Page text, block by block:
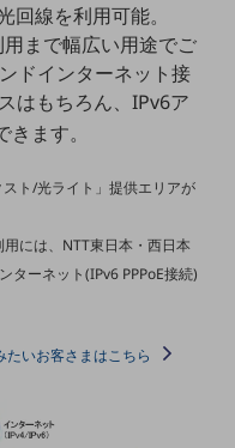
回線を利用可能。
まで幅広い用途でご
ドインターネット接
はもちろん、IPv6ア
きます。
ト/光ライト」提供エリアが
には、NTT東日本・西日本
ターネット(IPv6 PPPoE接続)
いお客さまはこちら